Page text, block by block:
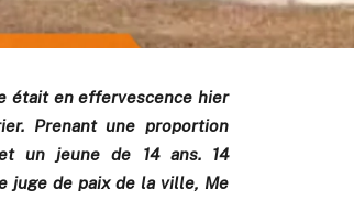
était en effervescence hier
Prenant une proportion
un jeune de 14 ans. 14
juge de paix de la ville, Me